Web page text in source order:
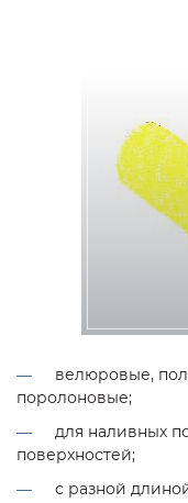
велюровые,
поролоновые;
для наливных
поверхностей;
с разной